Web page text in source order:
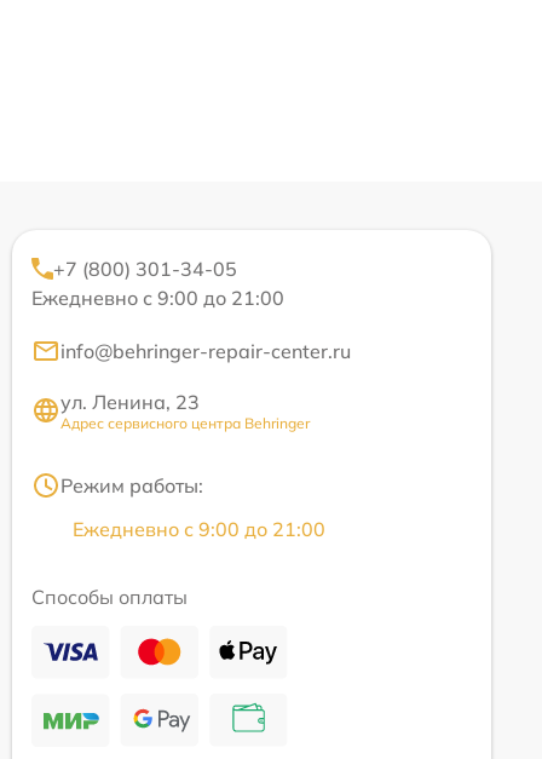
+7 (800) 301-34-05
Ежедневно с 9:00 до 21:00
info@behringer-repair-center.ru
ул. Ленина, 23
Адрес сервисного центра Behringer
Режим работы:
Ежедневно с 9:00 до 21:00
Способы оплаты